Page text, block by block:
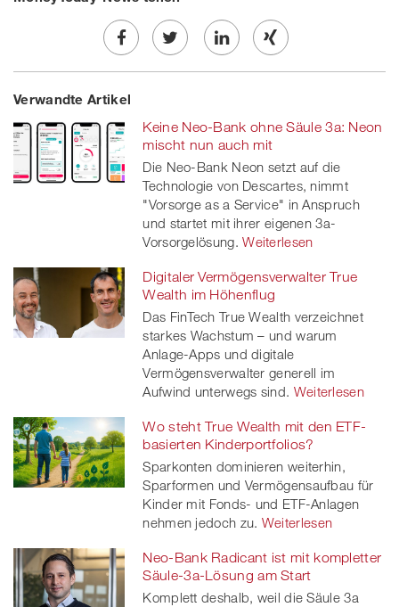
Share
on
Facebook
Twe
on
twitt
er
Share
linkedin
Share
Xing
Verwandte Artikel
Keine Neo-Bank ohne Säule 3a: Neon
mischt nun auch mit
Die Neo-Bank Neon setzt auf die
Technologie von Descartes, nimmt
"Vorsorge as a Service" in Anspruch
und startet mit ihrer eigenen 3a-
Vorsorgelösung. Weiterlesen
Digitaler Vermögensverwalter True
Wealth im Höhenflug
Das FinTech True Wealth verzeichnet
starkes Wachstum – und warum
Anlage-Apps und digitale
Vermögensverwalter generell im
Aufwind unterwegs sind. Weiterlesen
Wo steht True Wealth mit den ETF-
basierten Kinderportfolios?
Sparkonten dominieren weiterhin,
Sparformen und Vermögensaufbau für
Kinder mit Fonds- und ETF-Anlagen
nehmen jedoch zu. Weiterlesen
Neo-Bank Radicant ist mit kompletter
Säule-3a-Lösung am Start
Komplett deshalb, weil die Säule 3a